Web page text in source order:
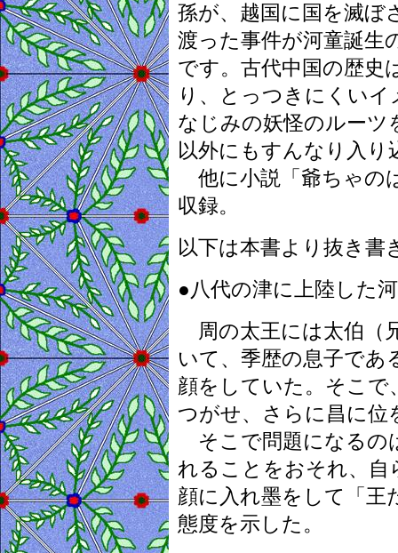
孫が、越国に国を滅ぼ
渡った事件が河童誕生
です。古代中国の歴史
り、とっつきにくい
なじみの妖怪のルー
以外にもすんなり入り
他に小説「爺ちゃの
収録。
以下は本書より抜き書
●八代の津に上陸した
周の太王には太伯（
いて、季歴の息子であ
顔をしていた。そこで
つがせ、さらに昌に位
そこで問題になるの
れることをおそれ、自
顔に入れ墨をして「王
態度を示した。